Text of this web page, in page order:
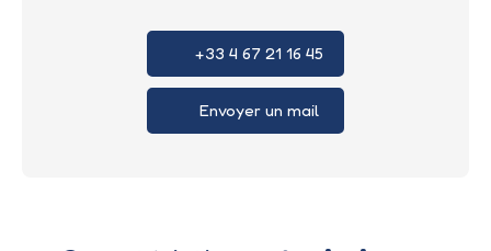
+33 4 67 21 16 45
Envoyer un mail